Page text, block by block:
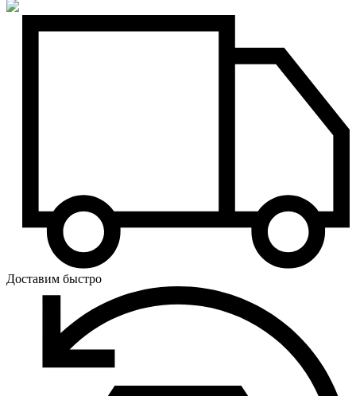
Доставим быстро